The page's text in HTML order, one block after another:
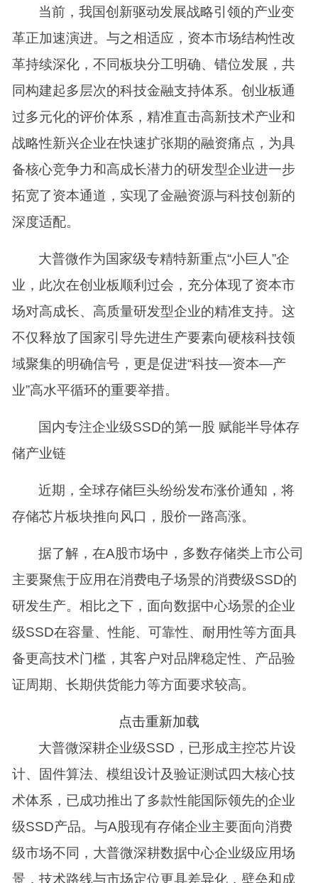
当前，我国创新驱动发展战略引领的产业变
革正加速演进。与之相适应，资本市场结构性改
革持续深化，不同板块分工明确、错位发展，共
同构建起多层次的科技金融支持体系。创业板通
过多元化的评价体系，精准直击高新技术产业和
战略性新兴企业在快速扩张期的融资痛点，为具
备核心竞争力和高成长潜力的研发型企业进一步
拓宽了资本通道，实现了金融资源与科技创新的
深度适配。
大普微作为国家级专精特新重点“小巨人”企
业，此次在创业板顺利过会，充分体现了资本市
场对高成长、高质量研发型企业的精准支持。这
不仅释放了国家引导先进生产要素向硬核科技领
域聚集的明确信号，更是促进“科技—资本—产
业”高水平循环的重要举措。
国内专注企业级SSD的第一股 赋能半导体存
储产业链
近期，全球存储巨头纷纷发布涨价通知，将
存储芯片板块推向风口，股价一路高涨。
据了解，在A股市场中，多数存储类上市公司
主要聚焦于应用在消费电子场景的消费级SSD的
研发生产。相比之下，面向数据中心场景的企业
级SSD在容量、性能、可靠性、耐用性等方面具
备更高技术门槛，其客户对品牌稳定性、产品验
证周期、长期供货能力等方面要求较高。
点击重新加载
大普微深耕企业级SSD，已形成主控芯片设
计、固件算法、模组设计及验证测试四大核心技
术体系，已成功推出了多款性能国际领先的企业
级SSD产品。与A股现有存储企业主要面向消费
级市场不同，大普微深耕数据中心企业级应用场
景，技术路线与市场定位更具差异化，壁垒和成